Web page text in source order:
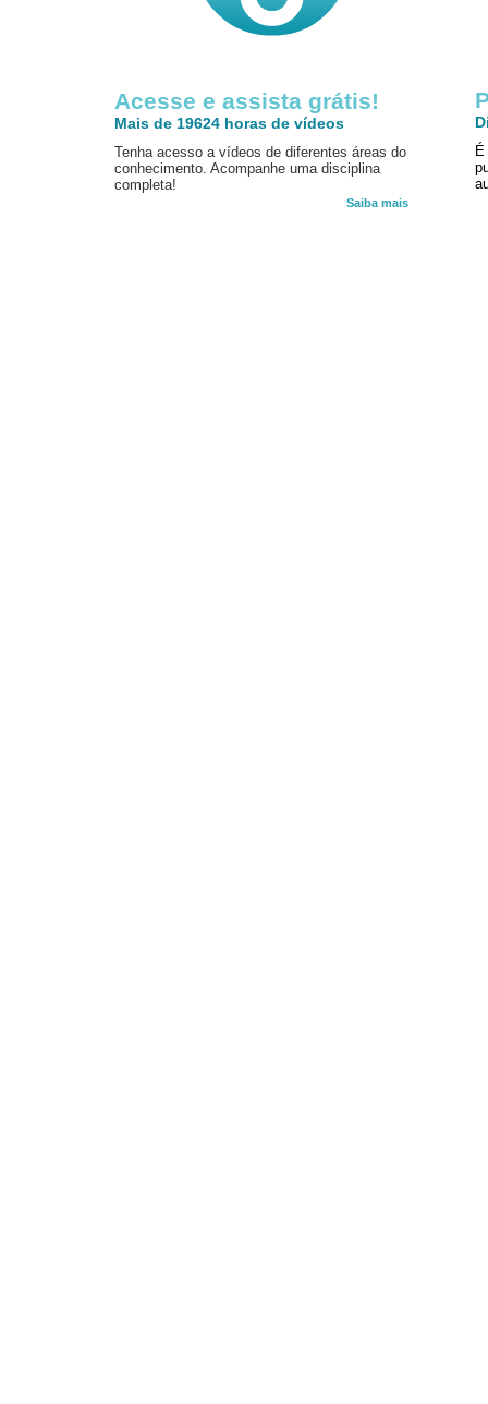
Acesse e assista grátis!
Mais de 19624 horas de vídeos
Tenha acesso a vídeos de diferentes áreas do
conhecimento. Acompanhe uma disciplina
completa!
Saiba mais